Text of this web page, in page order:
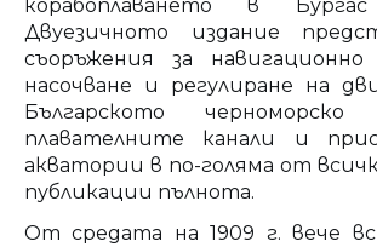
корабоплаването в
Двуезичното издание
съоръжения за навигационно
насочване и регулиране на
Българското черноморско
плавателните канали и
акватории в по-голяма от
публикации пълнота.
От средата на 1909 г. вече